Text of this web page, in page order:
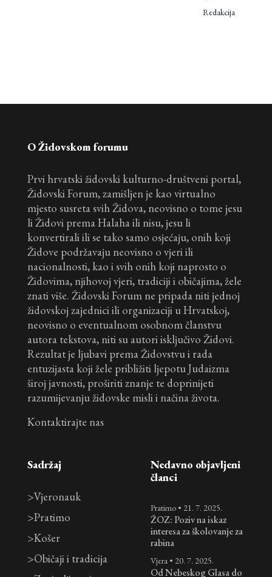
Redakcija
O Židovskom forumu
Prvi hrvatski židovski kulturno-društveni portal,
Židovski Forum, zamišljen je kao virtualno
mjesto susreta svih Židova, neovisno o tome jesu
li Židovi prema Halaha ili nisu, jesu li
konvertirali ili se tako samo osjećaju, onih koji
Židove podržavaju neovisno o vjeri ili
nacionalnosti, kao i svih onih koji naprosto o
Židovima, njihovoj vjeri, tradiciji i običajima, žele
znati više. Židovski Forum ne pripada niti jednoj
židovskoj zajednici ili organizaciji u Hrvatskoj,
neovisno o eventualnom osobnom članstvu
autora tekstova, niti su autori isključivo Židovi.
Rezultat je ljubavi prema Židovstvu i rada
entuzijasta koji žele približiti ljepotu Judaizma
široj javnosti, proširiti znanje te doprinijeti
razumijevanju židovske misli i načina života.
Kontaktirajte nas
Sadržaj
>Vjeronauk
>Pratimo
>Košer
>Običaji i tradicija
Nedavno objavljeni
članci
Pratimo • 21. 7. 2025.
ŽOZ: Poziv na iskaz
interesa za školovanje za
rabina
Vjera • 20. 7. 2025.
Od Nebeskog Glasa do